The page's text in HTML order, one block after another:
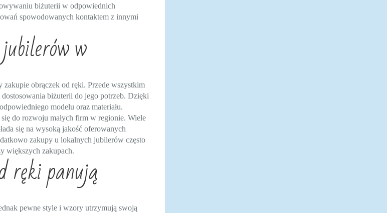
biżuterii w odpowiednich
spowodowanych kontaktem z innymi
w
obrączek od ręki. Przede wszystkim
biżuterii do jego potrzeb. Dzięki
modelu oraz materiału.
do rozwoju małych firm w regionie. Wiele
się na wysoką jakość oferowanych
zakupy u lokalnych jubilerów często
większych zakupach.
ręki panują
pewne style i wzory utrzymują swoją